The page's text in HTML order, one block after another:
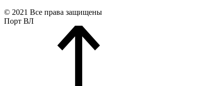
© 2021 Все права защищены
Порт ВЛ